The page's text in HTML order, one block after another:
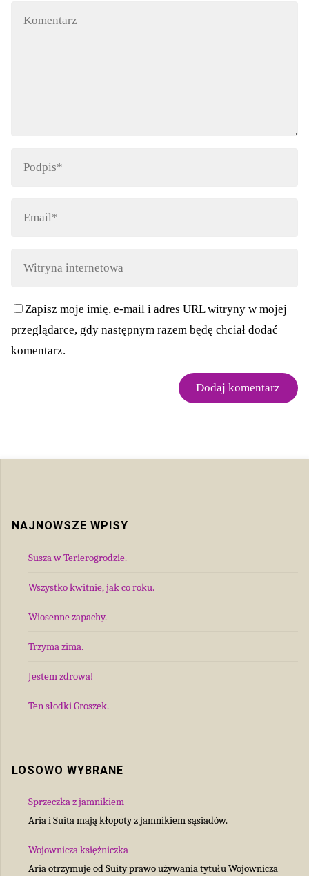
Zapisz moje imię, e-mail i adres URL witryny w mojej
przeglądarce, gdy następnym razem będę chciał dodać
komentarz.
NAJNOWSZE WPISY
Susza w Terierogrodzie.
Wszystko kwitnie, jak co roku.
Wiosenne zapachy.
Trzyma zima.
Jestem zdrowa!
Ten słodki Groszek.
LOSOWO WYBRANE
Sprzeczka z jamnikiem
Aria i Suita mają kłopoty z jamnikiem sąsiadów.
Wojownicza księżniczka
Aria otrzymuje od Suity prawo używania tytułu Wojownicza